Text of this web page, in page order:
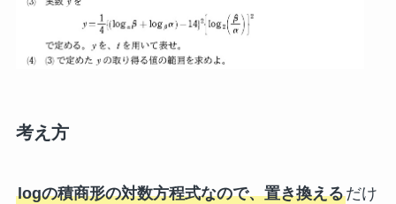
考え方
logの積商形の対数方程式なので、置き換えるだけ